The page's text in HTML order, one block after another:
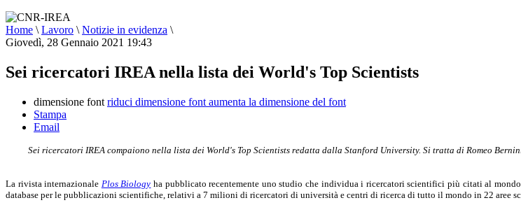
Home \ Lavoro \ Notizie in evidenza \
Giovedì, 28 Gennaio 2021 19:43
Sei ricercatori IREA nella lista dei World's Top Scientists
dimensione font riduci dimensione font aumenta la dimensione del font
Stampa
Email
Sei ricercatori IREA compaiono nella lista dei World's Top Scientists redatta dalla Stanford University. Si tratta di Romeo
La rivista internazionale Plos Biology ha pubblicato recentemente uno studio che individua i ricercatori scientifici più citati al
database per le pubblicazioni scientifiche, relativi a 7 milioni di ricercatori di università e centri di ricerca di tutto il mondo in 22 aree